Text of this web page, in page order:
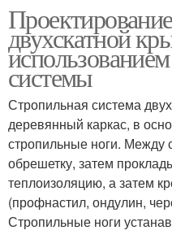
двухскатной
системы
Стропильная система
деревянный каркас, в
стропильные ноги. Между
обрешетку, затем
теплоизоляцию, а затем
(профнастил, ондулин,
Стропильные ноги